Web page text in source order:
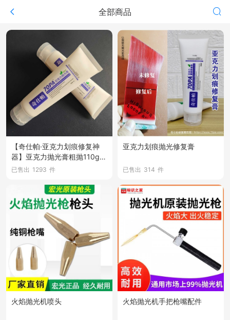
全部商品
【奇仕帕·亚克力划痕修复神
器】亚克力抛光膏粗抛110g支
+精抛110g1支/套
已售出 1293 件
亚克力划痕抛光修复膏
已售出 314 件
火焰抛光机喷头 火焰抛光机手把枪嘴配件